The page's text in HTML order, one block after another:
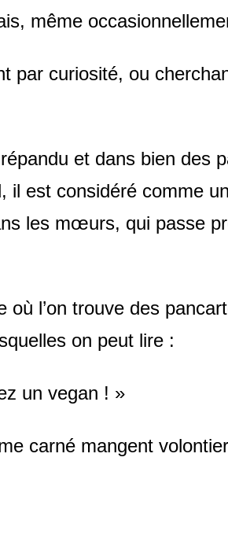
même
par curiosité, ou
et dans bien des
il est considéré comme
les mœurs, qui passe
où l’on trouve des
on peut lire :
un vegan ! »
carné mangent